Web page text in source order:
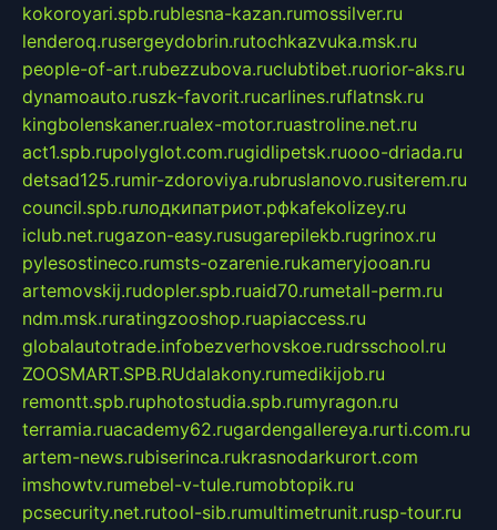
kokoroyari.spb.rublesna-kazan.rumossilver.ru
lenderoq.rusergeydobrin.rutochkazvuka.msk.ru
people-of-art.rubezzubova.ruclubtibet.ruorior-aks.ru
dynamoauto.ruszk-favorit.rucarlines.ruflatnsk.ru
kingbolenskaner.rualex-motor.ruastroline.net.ru
act1.spb.rupolyglot.com.rugidlipetsk.ruooo-driada.ru
detsad125.rumir-zdoroviya.rubruslanovo.rusiterem.ru
council.spb.ruлодкипатриот.рфkafekolizey.ru
iclub.net.rugazon-easy.rusugarepilekb.rugrinox.ru
pylesostineco.rumsts-ozarenie.rukameryjooan.ru
artemovskij.rudopler.spb.ruaid70.rumetall-perm.ru
ndm.msk.ruratingzooshop.ruapiaccess.ru
globalautotrade.infobezverhovskoe.rudrsschool.ru
ZOOSMART.SPB.RUdalakony.rumedikijob.ru
remontt.spb.ruphotostudia.spb.rumyragon.ru
terramia.ruacademy62.rugardengallereya.rurti.com.ru
artem-news.rubiserinca.rukrasnodarkurort.com
imshowtv.rumebel-v-tule.rumobtopik.ru
pcsecurity.net.rutool-sib.rumultimetrunit.rusp-tour.ru